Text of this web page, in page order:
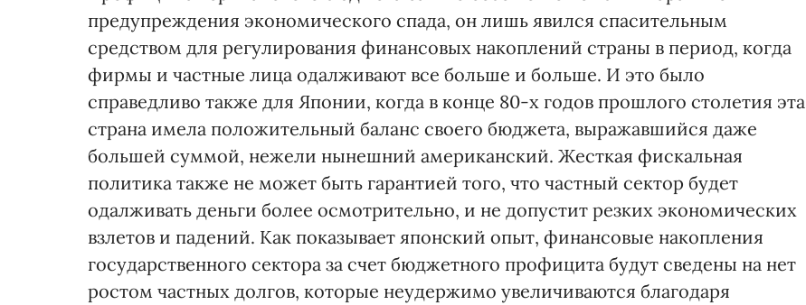
предупреждения экономического спада, он лишь явился спасительным
средством для регулирования финансовых накоплений страны в период, когда
фирмы и частные лица одалживают все больше и больше. И это было
справедливо также для Японии, когда в конце 80-х годов прошлого столетия эта
страна имела положительный баланс своего бюджета, выражавшийся даже
большей суммой, нежели нынешний американский. Жесткая фискальная
политика также не может быть гарантией того, что частный сектор будет
одалживать деньги более осмотрительно, и не допустит резких экономических
взлетов и падений. Как показывает японский опыт, финансовые накопления
государственного сектора за счет бюджетного профицита будут сведены на нет
ростом частных долгов, которые неудержимо увеличиваются благодаря